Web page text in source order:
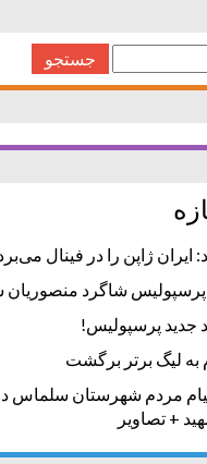
ایران ژاپن را در فینال
شاگرد منصوریان
جدید پرسپولیس!
به لیگ برتر برگشت
قیام مردم شهرستان سلماس
+ تصاویر